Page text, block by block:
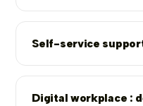
Self-service
Digital workplace :